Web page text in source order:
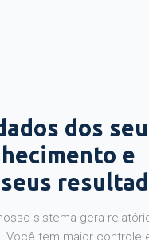
dos
e
sistema gera
tem maior controle